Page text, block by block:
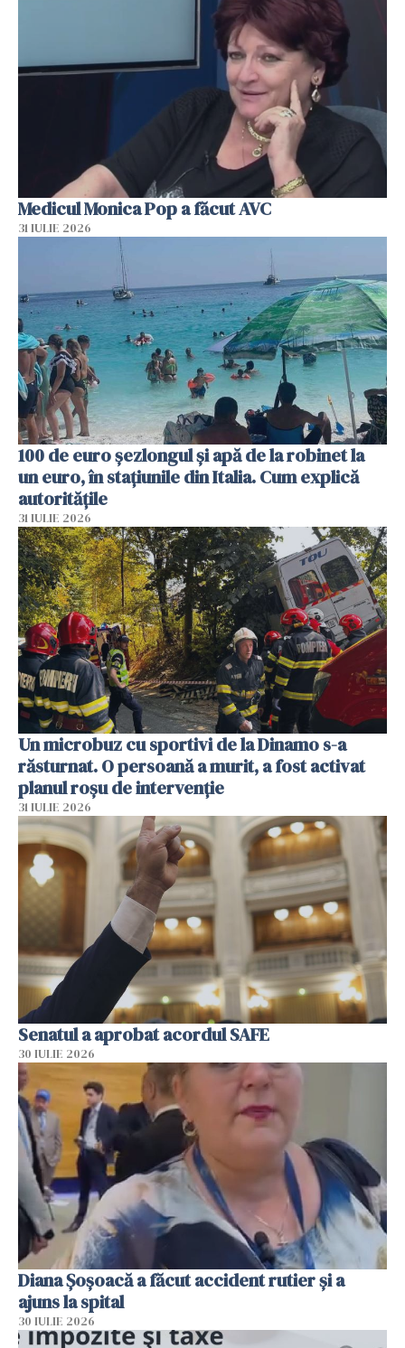
Medicul Monica Pop a făcut AVC
31 IULIE 2026
100 de euro șezlongul și apă de la robinet la
un euro, în stațiunile din Italia. Cum explică
autoritățile
31 IULIE 2026
Un microbuz cu sportivi de la Dinamo s-a
răsturnat. O persoană a murit, a fost activat
planul roșu de intervenție
31 IULIE 2026
Senatul a aprobat acordul SAFE
30 IULIE 2026
Diana Șoșoacă a făcut accident rutier și a
ajuns la spital
30 IULIE 2026